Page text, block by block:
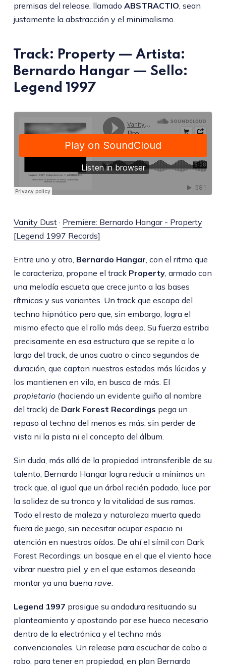
premisas del release, llamado ABSTRACTIO, sean
justamente la abstracción y el minimalismo.
Track: Property— Artista:
Bernardo Hangar— Sello:
Legend 1997
Vanity Dust· Premiere: Bernardo Hangar - Property
[Legend 1997 Records]
Entre uno y otro, Bernardo Hangar, con el ritmo que
le caracteriza, propone el track Property, armado con
una melodía escueta que crece junto a las bases
rítmicas y sus variantes. Un track que escapa del
techno hipnótico pero que, sin embargo, logra el
mismo efecto que el rollo más deep. Su fuerza estriba
precisamente en esa estructura que se repite a lo
largo del track, de unos cuatro o cinco segundos de
duración, que captan nuestros estados más lúcidos y
los mantienen en vilo, en busca de más. El
propietario(haciendo un evidente guiño al nombre
del track) de Dark Forest Recordings pega un
repaso al techno del menos es más, sin perder de
vista ni la pista ni el concepto del álbum.
Sin duda, más allá de la propiedad intransferible de su
talento, Bernardo Hangar logra reducir a mínimos un
track que, al igual que un árbol recién podado, luce por
la solidez de su tronco y la vitalidad de sus ramas.
Todo el resto de maleza y naturaleza muerta queda
fuera de juego, sin necesitar ocupar espacio ni
atención en nuestros oídos. De ahí el símil con Dark
Forest Recordings: un bosque en el que el viento hace
vibrar nuestra piel, y en el que estamos deseando
montar ya una buena rave.
Legend 1997 prosigue su andadura resituando su
planteamiento y apostando por ese hueco necesario
dentro de la electrónica y el techno más
convencionales. Un release para escuchar de cabo a
rabo, para tener en propiedad, en plan Bernardo